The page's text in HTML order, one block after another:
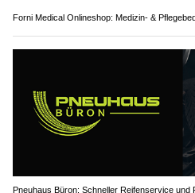
Forni Medical Onlineshop: Medizin- &
Pneuhaus Büron: Schneller Reifenservice und